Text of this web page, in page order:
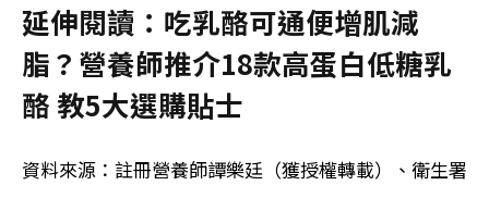
延伸閱讀：吃乳酪可通便增肌減
脂？營養師推介18款高蛋白低糖乳
酪 教5大選購貼士
資料來源：註冊營養師譚樂廷（獲授權轉載）、衛生署